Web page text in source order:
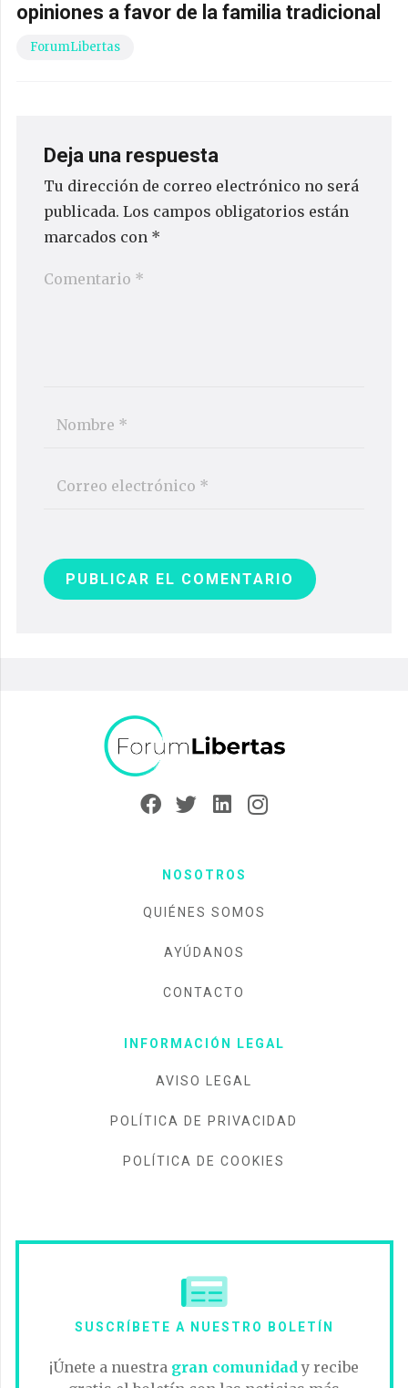
opiniones a favor de la familia tradicional
ForumLibertas
Deja una respuesta
Tu dirección de correo electrónico no será
publicada. Los campos obligatorios están
marcados con *
PUBLICAR EL COMENTARIO
NOSOTROS
QUIÉNES SOMOS
AYÚDANOS
CONTACTO
INFORMACIÓN LEGAL
AVISO LEGAL
POLÍTICA DE PRIVACIDAD
POLÍTICA DE COOKIES
SUSCRÍBETE A NUESTRO BOLETÍN
¡Únete a nuestra gran comunidady recibe